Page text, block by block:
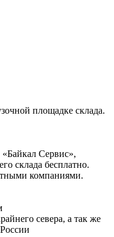
площадке склада.
Сервис»,
склада бесплатно.
компаниями.
севера, а так же